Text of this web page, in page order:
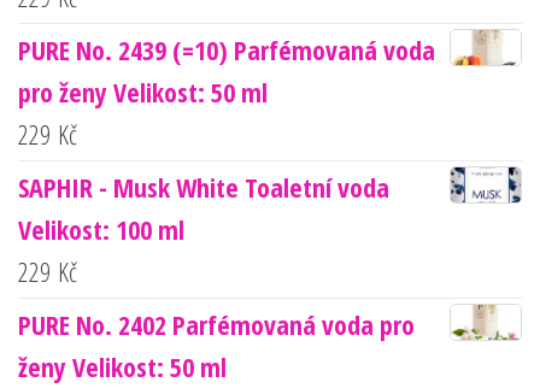
PURE No. 2439 (=10) Parfémovaná voda
pro ženy Velikost: 50 ml
229 Kč
SAPHIR - Musk White Toaletní voda
Velikost: 100 ml
229 Kč
PURE No. 2402 Parfémovaná voda pro
ženy Velikost: 50 ml